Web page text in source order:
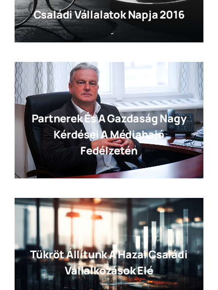
Családi Vállalatok Napja 2016
Partnerek És A Gazdaság Nagy
Kérdései A Médiahajó
Fedélzetén
Tükröt Állítunk A Hazai Családi
Vállalkozások Elé